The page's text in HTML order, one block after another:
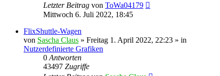
Letzter Beitrag von ToWa04179
Mittwoch 6. Juli 2022, 18:45
FlixShuttle-Wagen
von Sascha Claus » Freitag 1. April 2022, 22:23 » in
Nutzerdefinierte Grafiken
0 Antworten
43497 Zugriffe